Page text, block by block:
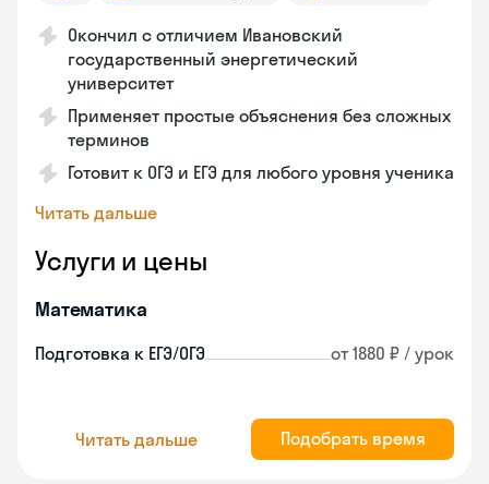
Окончил с отличием Ивановский
государственный энергетический
университет
Применяет простые объяснения без сложных
терминов
Готовит к ОГЭ и ЕГЭ для любого уровня ученика
Читать дальше
Услуги и цены
Математика
Подготовка к ЕГЭ/ОГЭ от 1880 ₽ / урок
Читать дальше Подобрать время